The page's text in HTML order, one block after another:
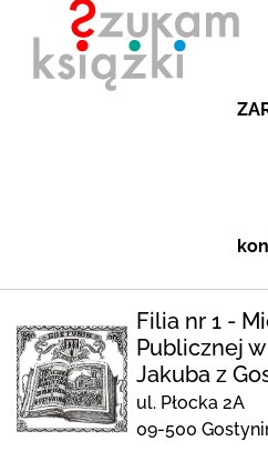
Filia nr 1 -
Publicznej
Jakuba z
ul. Płocka 2A
09-500